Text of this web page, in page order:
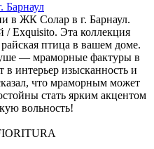
Барнаул
в ЖК Солар в г. Барнаул.
Exquisito. Эта коллекция
птица в вашем доме.
— мраморные фактуры в
в интерьер изысканность и
что мраморным может
стать ярким акцентом
вольность!